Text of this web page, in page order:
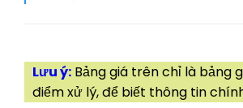
Lưu ý: Bảng giá trên chỉ là bảng
điểm xử lý, để biết thông tin